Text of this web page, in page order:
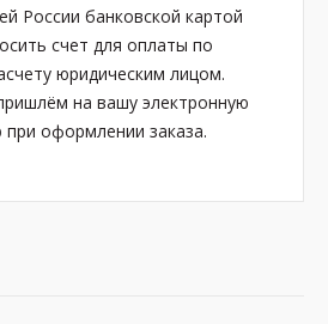
России банковской картой
счет для оплаты по
юридическим лицом.
на вашу электронную
при оформлении заказа.